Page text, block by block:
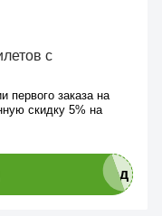
с
первого заказа на
скидку 5% на